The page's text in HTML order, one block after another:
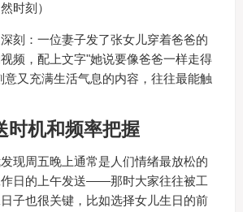
时刻）
刻：一位妻子发了张女儿穿着爸爸的
频，配上文字"她说要像爸爸一样走得
意又充满生活气息的内容，往往最能触
时机和频率把握
现周五晚上通常是人们情绪最放松的
作日的上午发送——那时大家往往被工
子也很关键，比如选择女儿生日的前